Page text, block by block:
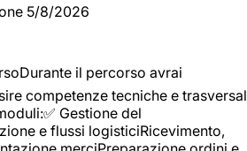
5/8/2026
il percorso avrai
competenze tecniche e
Gestione del
e flussi logisticiRicevimento,